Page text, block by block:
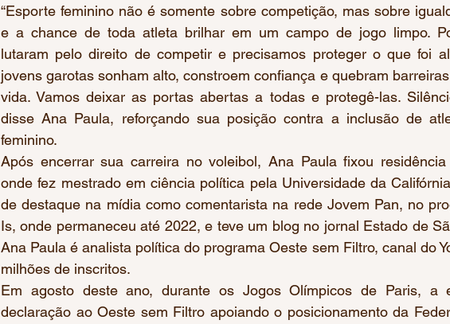
“Esporte feminino não é somente sobre competição, mas sobre
e a chance de toda atleta brilhar em um campo de jogo limpo.
lutaram pelo direito de competir e precisamos proteger o que foi
jovens garotas sonham alto, constroem confiança e quebram
vida. Vamos deixar as portas abertas a todas e protegê-las.
disse Ana Paula, reforçando sua posição contra a inclusão de
feminino.
Após encerrar sua carreira no voleibol, Ana Paula fixou
onde fez mestrado em ciência política pela Universidade da
de destaque na mídia como comentarista na rede Jovem Pan, no
Is, onde permaneceu até 2022, e teve um blog no jornal Estado de
Ana Paula é analista política do programa Oeste sem Filtro, canal do
milhões de inscritos.
Em agosto deste ano, durante os Jogos Olímpicos de Paris, a
declaração ao Oeste sem Filtro apoiando o posicionamento da